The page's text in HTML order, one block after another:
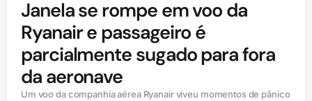
Janela se rompe em voo da
Ryanair e passageiro é
parcialmente sugado para fora
da aeronave
Um voo da companhia aérea Ryanair viveu momentos de pânico